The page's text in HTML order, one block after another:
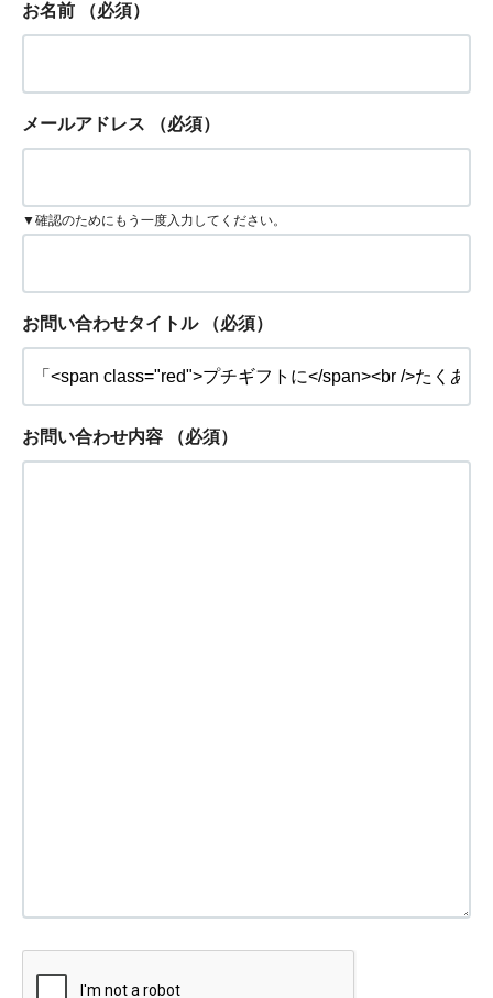
お名前 （必須）
メールアドレス （必須）
▼確認のためにもう一度入力してください。
お問い合わせタイトル （必須）
お問い合わせ内容 （必須）